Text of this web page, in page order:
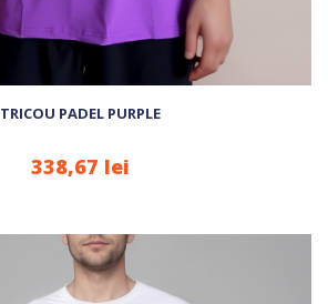
TRICOU PADEL PURPLE
338,67 lei